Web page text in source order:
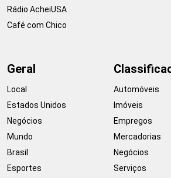
Rádio AcheiUSA
Café com Chico
Geral
Local
Estados Unidos
Negócios
Mundo
Brasil
Esportes
Automóveis
Imóveis
Empregos
Mercadorias
Negócios
Serviços